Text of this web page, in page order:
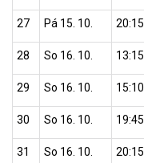
27 Pá 15. 10. 20:15
28 So 16. 10. 13:15
29 So 16. 10. 15:10
30 So 16. 10. 19:45
31 So 16. 10. 20:15